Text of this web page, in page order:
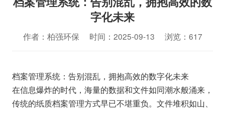
字化未来
作者：柏强环保 时间：2025-09-13 浏览：617
档案管理系统：告别混乱，拥抱高效的数字化未来
在信息爆炸的时代，海量的数据和文件如同潮水般涌来，
传统的纸质档案管理方式早已不堪重负。文件堆积如山、